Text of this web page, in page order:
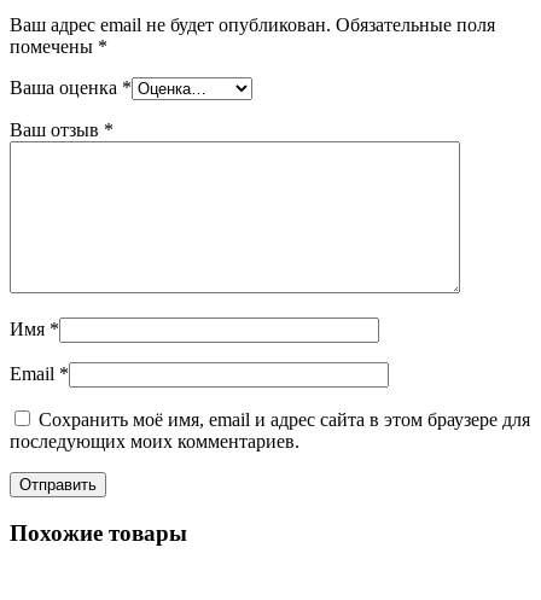
Ваш адрес email не будет опубликован. Обязательные поля
помечены *
Ваша оценка *
Ваш отзыв *
Имя *
Email *
Сохранить моё имя, email и адрес сайта в этом браузере для
последующих моих комментариев.
Похожие товары